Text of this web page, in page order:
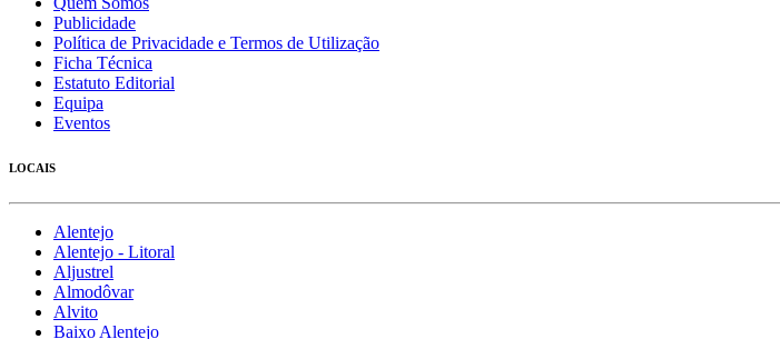
Publicidade
Política de Privacidade e Termos de Utilização
Ficha Técnica
Estatuto Editorial
Equipa
Eventos
LOCAIS
Alentejo
Alentejo - Litoral
Aljustrel
Almodôvar
Alvito
Baixo Alentejo